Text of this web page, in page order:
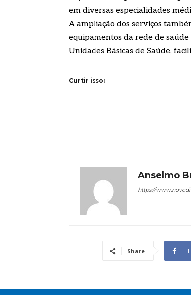
em diversas especialidades
A ampliação dos serviços
equipamentos da rede de
Unidades Básicas de Saúde,
Curtir isso:
Anselmo
https://
Share